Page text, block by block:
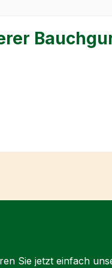
Sie jetzt einfach